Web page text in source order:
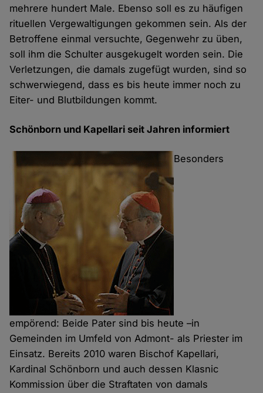
mehrere hundert Male. Ebenso soll es zu häufigen
rituellen Verge­waltigungen gekommen sein. Als der
Betroffene einmal versuchte, Gegenwehr zu üben,
soll ihm die Schulter ausgekugelt worden sein. Die
Verletzungen, die damals zugefügt wurden, sind so
schwer­wiegend, dass es bis heute immer noch zu
Eiter- und Blut­bildungen kommt.
Schönborn und Kapellari seit Jahren informiert
Besonders
empörend: Beide Pater sind bis heute –in
Gemeinden im Umfeld von Admont- als Priester im
Einsatz. Bereits 2010 waren Bischof Kapellari,
Kardinal Schönborn und auch dessen Klasnic
Kommission über die Straf­taten von damals